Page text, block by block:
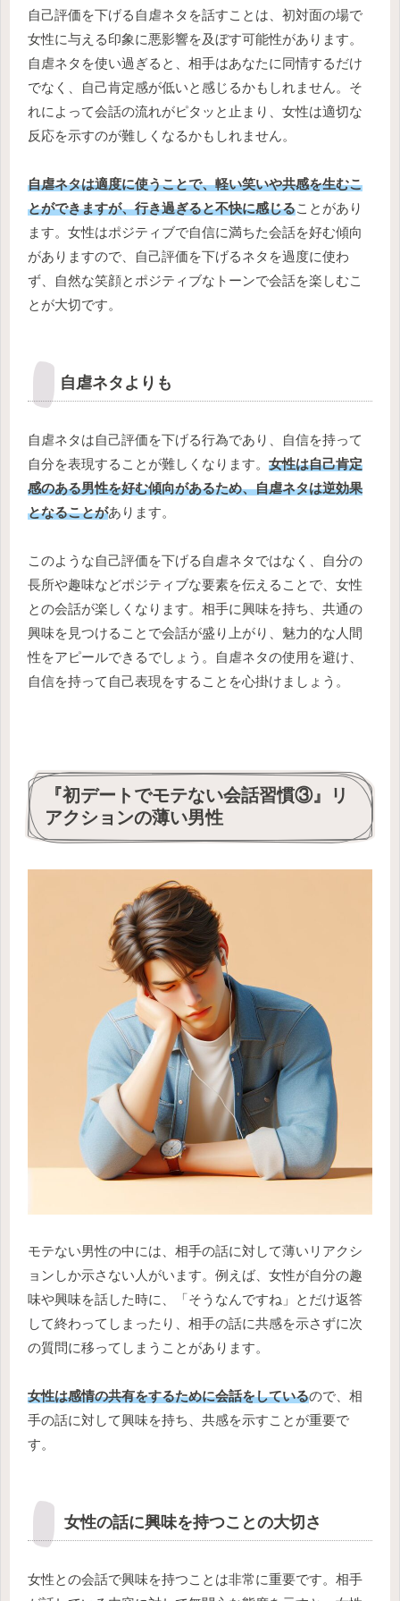
自己評価を下げる自虐ネタを話すことは、初対面の場で
女性に与える印象に悪影響を及ぼす可能性があります。
自虐ネタを使い過ぎると、相手はあなたに同情するだけ
でなく、自己肯定感が低いと感じるかもしれません。そ
れによって会話の流れがピタッと止まり、女性は適切な
反応を示すのが難しくなるかもしれません。
自虐ネタは適度に使うことで、軽い笑いや共感を生むこ
とができますが、行き過ぎると不快に感じることがあり
ます。女性はポジティブで自信に満ちた会話を好む傾向
がありますので、自己評価を下げるネタを過度に使わ
ず、自然な笑顔とポジティブなトーンで会話を楽しむこ
とが大切です。
自虐ネタよりも
自虐ネタは自己評価を下げる行為であり、自信を持って
自分を表現することが難しくなります。 女性は自己肯定
感のある男性を好む傾向があるため、自虐ネタは逆効果
となることがあります。
このような自己評価を下げる自虐ネタではなく、自分の
長所や趣味などポジティブな要素を伝えることで、女性
との会話が楽しくなります。相手に興味を持ち、共通の
興味を見つけることで会話が盛り上がり、魅力的な人間
性をアピールできるでしょう。自虐ネタの使用を避け、
自信を持って自己表現をすることを心掛けましょう。
『初デートでモテない会話習慣③』リ
アクションの薄い男性
モテない男性の中には、相手の話に対して薄いリアクシ
ョンしか示さない人がいます。例えば、女性が自分の趣
味や興味を話した時に、「そうなんですね」とだけ返答
して終わってしまったり、相手の話に共感を示さずに次
の質問に移ってしまうことがあります。
女性は感情の共有をするために会話をしているので、相
手の話に対して興味を持ち、共感を示すことが重要で
す。
女性の話に興味を持つことの大切さ
女性との会話で興味を持つことは非常に重要です。相手